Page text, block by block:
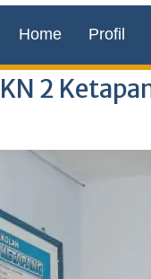
Home Profil
2